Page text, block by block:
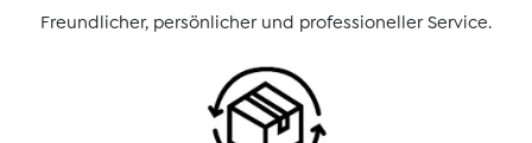
Freundlicher, persönlicher und professioneller Service.